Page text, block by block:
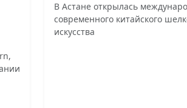
В Астане открылась
современного китайского
искусства